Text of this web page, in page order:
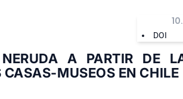
DOI
A PARTIR DE
CASAS-MUSEOS EN CHILE